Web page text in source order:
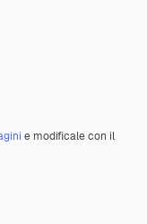
e modificale con il